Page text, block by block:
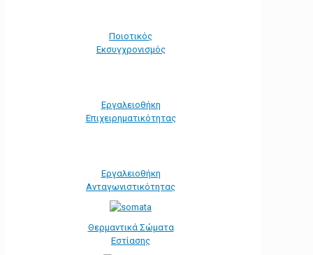
Ποιοτικός
Εκσυγχρονισμός
Εργαλειοθήκη
Eπιχειρηματικότητας
Εργαλειοθήκη
Ανταγωνιστικότητας
Θερμαντικά Σώματα
Εστίασης